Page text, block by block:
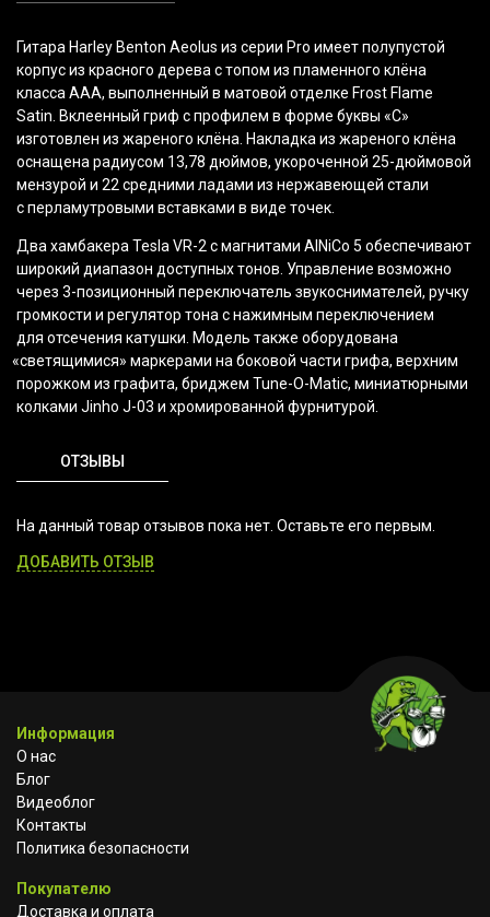
Гитара Harley Benton Aeolus из серии Pro имеет полупустой
корпус из красного дерева с топом из пламенного клёна
класса ААА, выполненный в матовой отделке Frost Flame
Satin. Вклеенный гриф с профилем в форме буквы «С»
изготовлен из жареного клёна. Накладка из жареного клёна
оснащена радиусом 13,78 дюймов, укороченной 25-дюймовой
мензурой и 22 средними ладами из нержавеющей стали
с перламутровыми вставками в виде точек.
Два хамбакера Tesla VR-2 с магнитами AlNiCo 5 обеспечивают
широкий диапазон доступных тонов. Управление возможно
через 3-позиционный переключатель звукоснимателей, ручку
громкости и регулятор тона с нажимным переключением
для отсечения катушки. Модель также оборудована
«светящимися» маркерами на боковой части грифа, верхним
порожком из графита, бриджем Tune-O-Matic, миниатюрными
колками Jinho J-03 и хромированной фурнитурой.
ОТЗЫВЫ
На данный товар отзывов пока нет. Оставьте его первым.
ДОБАВИТЬ ОТЗЫВ
Информация
О нас
Блог
Видеоблог
Контакты
Политика безопасности
Покупателю
Доставка и оплата